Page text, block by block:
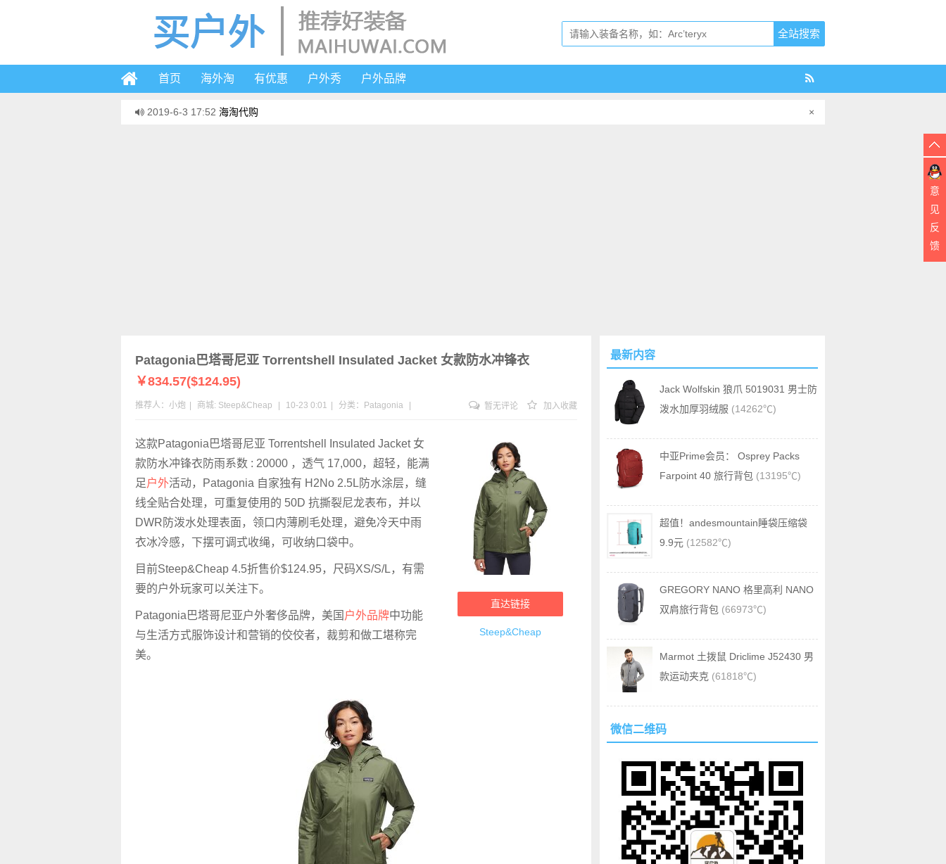
首页 海外淘 有优惠 户外秀 户外品牌
2019-6-3 17:52 海淘代购 ×
Patagonia巴塔哥尼亚 Torrentshell Insulated Jacket 女款防水冲锋衣
￥834.57($124.95)
推荐人：小炮 商城: Steep&Cheap 10-23 0:01 分类： Patagonia 暂无评论 加入收藏
直达链接
Steep&Cheap
这款Patagonia巴塔哥尼亚 Torrentshell Insulated Jacket 女
款防水冲锋衣防雨系数 : 20000 ，透气 17,000，超轻，能满
足 户外活动，Patagonia 自家独有 H2No 2.5L防水涂层，缝
线全贴合处理，可重复使用的 50D 抗撕裂尼龙表布，并以
DWR防泼水处理表面，领口内薄刷毛处理，避免冷天中雨
衣冰冷感，下摆可调式收绳，可收纳口袋中。
目前Steep&Cheap 4.5折售价$124.95，尺码XS/S/L，有需
要的户外玩家可以关注下。
Patagonia巴塔哥尼亚户外奢侈品牌，美国 户外品牌中功能
与生活方式服饰设计和营销的佼佼者，裁剪和做工堪称完
美。
最新内容
Jack Wolfskin 狼爪 5019031 男士防
泼水加厚羽绒服 (14262℃)
中亚Prime会员： Osprey Packs
Farpoint 40 旅行背包 (13195℃)
超值！andesmountain睡袋压缩袋
9.9元 (12582℃)
GREGORY NANO 格里高利 NANO
双肩旅行背包 (66973℃)
Marmot 土拨鼠 Driclime J52430 男
款运动夹克 (61818℃)
微信二维码
意
见
反
馈